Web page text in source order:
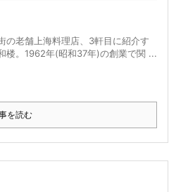
の老舗上海料理店、3軒目に紹介す
楼。1962年(昭和37年)の創業で関 ...
を読む